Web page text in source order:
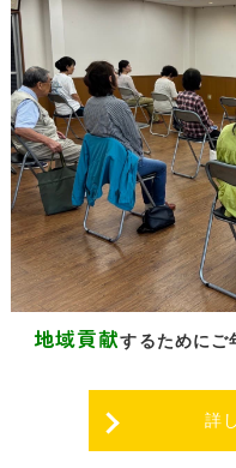
地域貢献 するためにご
詳